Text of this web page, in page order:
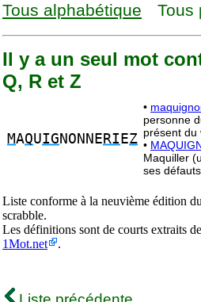
Tous alphabétique Tous
Il y a un seul mot
Q, R et Z
MAQUIG NONNE RI EZ
•
personne
présent du
•
Maquiller
ses défauts.
Liste conforme à la neuvième édition
scrabble.
Les définitions sont de courts extraits de
1Mot.net
.